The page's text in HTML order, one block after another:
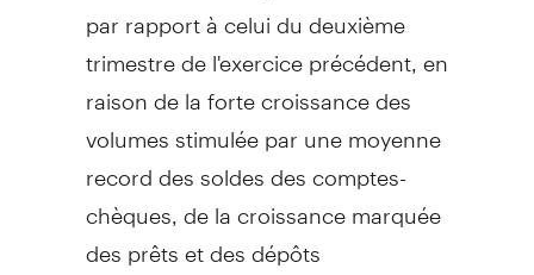
par rapport à celui du deuxième
trimestre de l'exercice précédent, en
raison de la forte croissance des
volumes stimulée par une moyenne
record des soldes des comptes-
chèques, de la croissance marquée
des prêts et des dépôts